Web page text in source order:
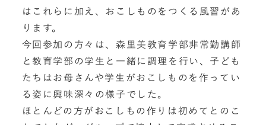
はこれらに加え、おこしものをつくる風習があ
ります。
今回参加の方々は、森里美教育学部非常勤講師
と教育学部の学生と一緒に調理を行い、子ども
たちはお母さんや学生がおこしものを作ってい
る姿に興味深々の様子でした。
ほとんどの方がおこしもの作りは初めてとのこ